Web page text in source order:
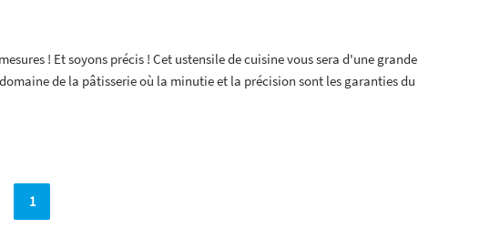
! Et soyons précis ! Cet ustensile de cuisine vous sera d'une grande
de la pâtisserie où la minutie et la précision sont les garanties du
1